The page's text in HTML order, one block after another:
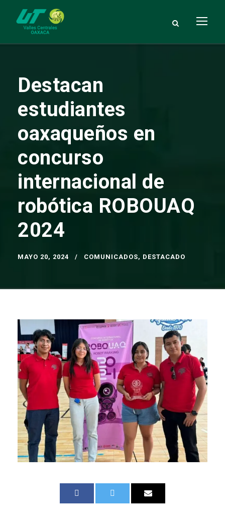
Destacan
estudiantes
oaxaqueños en
concurso
internacional de
robótica ROBOUAQ
2024
MAYO 20, 2024 COMUNICADOS, DESTACADO